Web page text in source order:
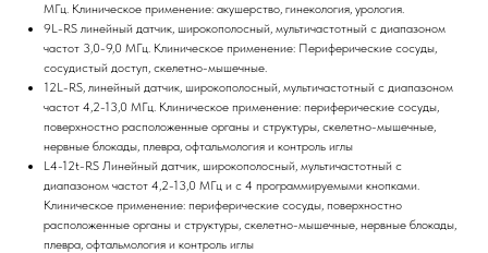
МГц. Клиническое применение: акушерство, гинекология, урология.
9L-RS линейный датчик, широкополосный, мультичастотный с диапазоном
частот 3,0-9,0 МГц. Клиническое применение: Периферические сосуды,
сосудистый доступ, скелетно-мышечные.
12L-RS, линейный датчик, широкополосный, мультичастотный с диапазоном
частот 4,2-13,0 МГц. Клиническое применение: периферические сосуды,
поверхностно расположенные органы и структуры, скелетно-мышечные,
нервные блокады, плевра, офтальмология и контроль иглы
L4-12t-RS Линейный датчик, широкополосный, мультичастотный с
диапазоном частот 4,2-13,0 МГц и с 4 программируемыми кнопками.
Клиническое применение: периферические сосуды, поверхностно
расположенные органы и структуры, скелетно-мышечные, нервные блокады,
плевра, офтальмология и контроль иглы